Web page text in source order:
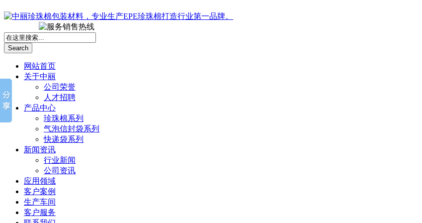
Search
网站首页
关于中丽
公司荣誉
人才招聘
产品中心
珍珠棉系列
气泡信封袋系列
快递袋系列
新闻资讯
行业新闻
公司资讯
应用领域
客户案例
生产车间
客户服务